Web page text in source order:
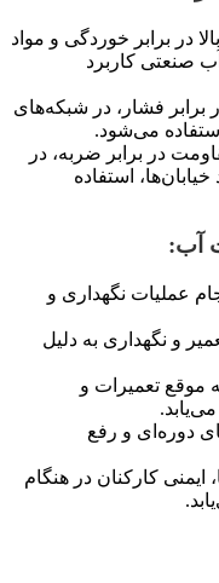
در برابر خوردگی و مواد
صنعتی کاربرد
برابر فشار، در شبکه‌های
می‌شود.
در برابر ضربه، در
استفاده
آب:
عملیات نگهداری و
و نگهداری به دلیل
موقع تعمیرات و
دوره‌ای و رفع
ایمنی کارکنان در هنگام